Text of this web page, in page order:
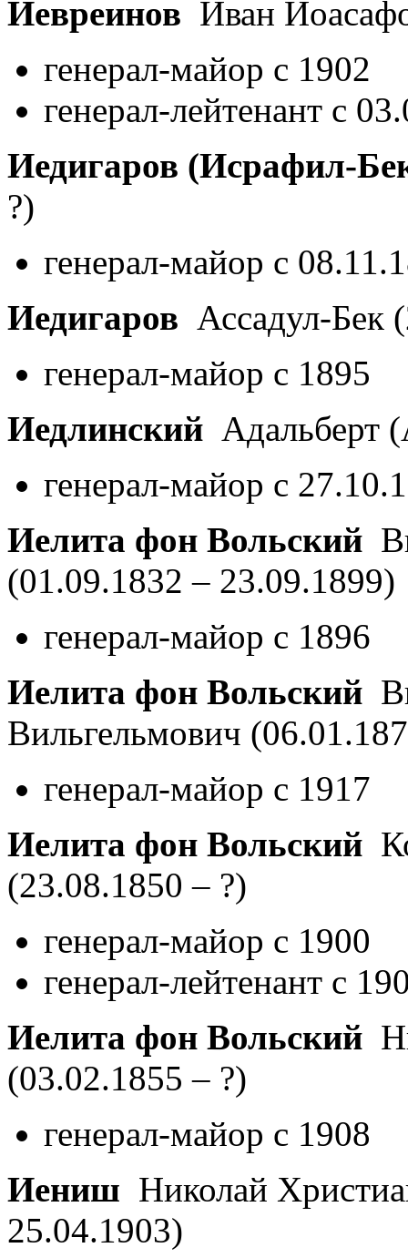
Иевреинов Иван
генерал-майор с 1902
генерал-лейтенант с
Иедигаров (Исрафил-
?)
генерал-майор с
Иедигаров Ассадул-Бек
генерал-майор с 1895
Иедлинский Адальберт
генерал-майор с
Иелита фон Вольский
(01.09.1832 – 23.09.1899)
генерал-майор с 1896
Иелита фон Вольский
Вильгельмович
генерал-майор с 1917
Иелита фон Вольский
(23.08.1850 – ?)
генерал-майор с 1900
генерал-лейтенант с
Иелита фон Вольский
(03.02.1855 – ?)
генерал-майор с 1908
Иениш Николай
25.04.1903)